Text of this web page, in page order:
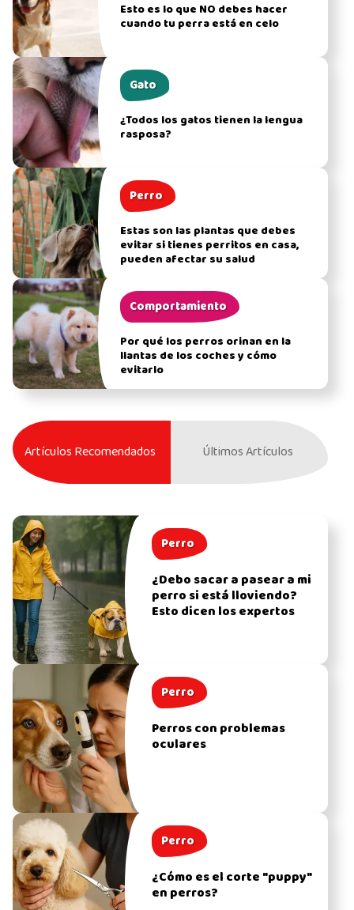
Esto es lo que NO debes hacer
cuando tu perra está en celo
Gato
¿Todos los gatos tienen la lengua
rasposa?
Perro
Estas son las plantas que debes
evitar si tienes perritos en casa,
pueden afectar su salud
Comportamiento
Por qué los perros orinan en la
llantas de los coches y cómo
evitarlo
Artículos Recomendados Últimos Artículos
Perro
¿Debo sacar a pasear a mi
perro si está lloviendo?
Esto dicen los expertos
Perro
Perros con problemas
oculares
Perro
¿Cómo es el corte "puppy"
en perros?